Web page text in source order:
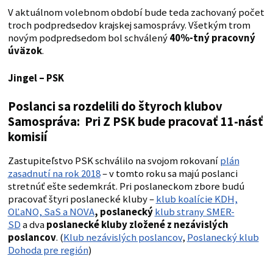
V aktuálnom volebnom období bude teda zachovaný počet
troch podpredsedov krajskej samosprávy. Všetkým trom
novým podpredsedom bol schválený40%-tný pracovný
úväzok.
Jingel – PSK
Poslanci sa rozdelili do štyroch klubov
Samospráva: Pri Z PSK bude pracovať 11-násť
komisií
Zastupiteľstvo PSK schválilo na svojom rokovaníplán
zasadnutí na rok 2018– v tomto roku sa majú poslanci
stretnúť ešte sedemkrát. Pri poslaneckom zbore budú
pracovať štyri poslanecké kluby –klub koalície KDH,
OĽaNO, SaS a NOVA, poslaneckýklub strany SMER-
SDa dvaposlanecké kluby zložené z nezávislých
poslancov. (Klub nezávislých poslancov, Poslanecký klub
Dohoda pre región)